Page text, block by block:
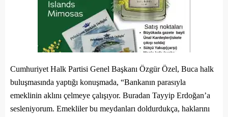
Cumhuriyet Halk Partisi Genel Başkanı Özgür Özel, Buca halk
buluşmasında yaptığı konuşmada, “Bankanın parasıyla
emeklinin aklını çelmeye çalışıyor. Buradan Tayyip Erdoğan’a
sesleniyorum. Emekliler bu meydanları doldurdukça, haklarını